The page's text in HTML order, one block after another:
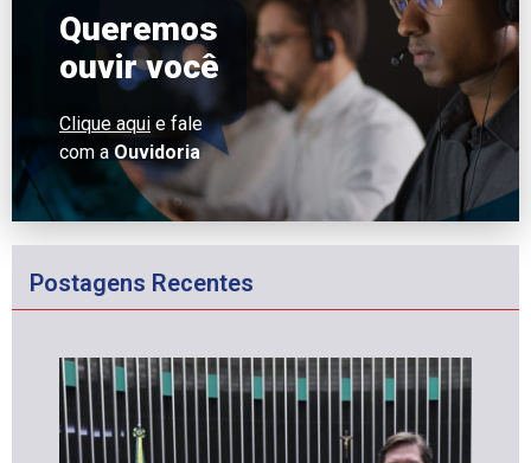
Queremos
ouvir você
Clique aqui e fale
com a Ouvidoria
Postagens Recentes